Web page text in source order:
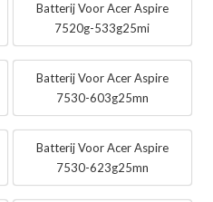
Batterij Voor Acer Aspire
7520g-533g25mi
Batterij Voor Acer Aspire
7530-603g25mn
Batterij Voor Acer Aspire
7530-623g25mn